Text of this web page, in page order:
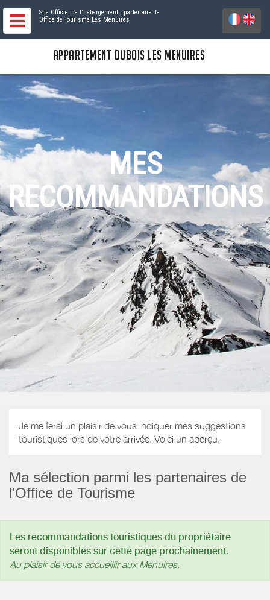
Site Officiel de l'hébergement , partenaire de
Office de Tourisme Les Menuires
APPARTEMENT DUBOIS LES MENUIRES
MES
RECOMMANDATIONS
Je me ferai un plaisir de vous indiquer mes suggestions
touristiques lors de votre arrivée. Voici un aperçu.
Ma sélection parmi les partenaires de
l'Office de Tourisme
Les recommandations touristiques du propriétaire
seront disponibles sur cette page prochainement.
Au plaisir de vous accueillir aux Menuires.